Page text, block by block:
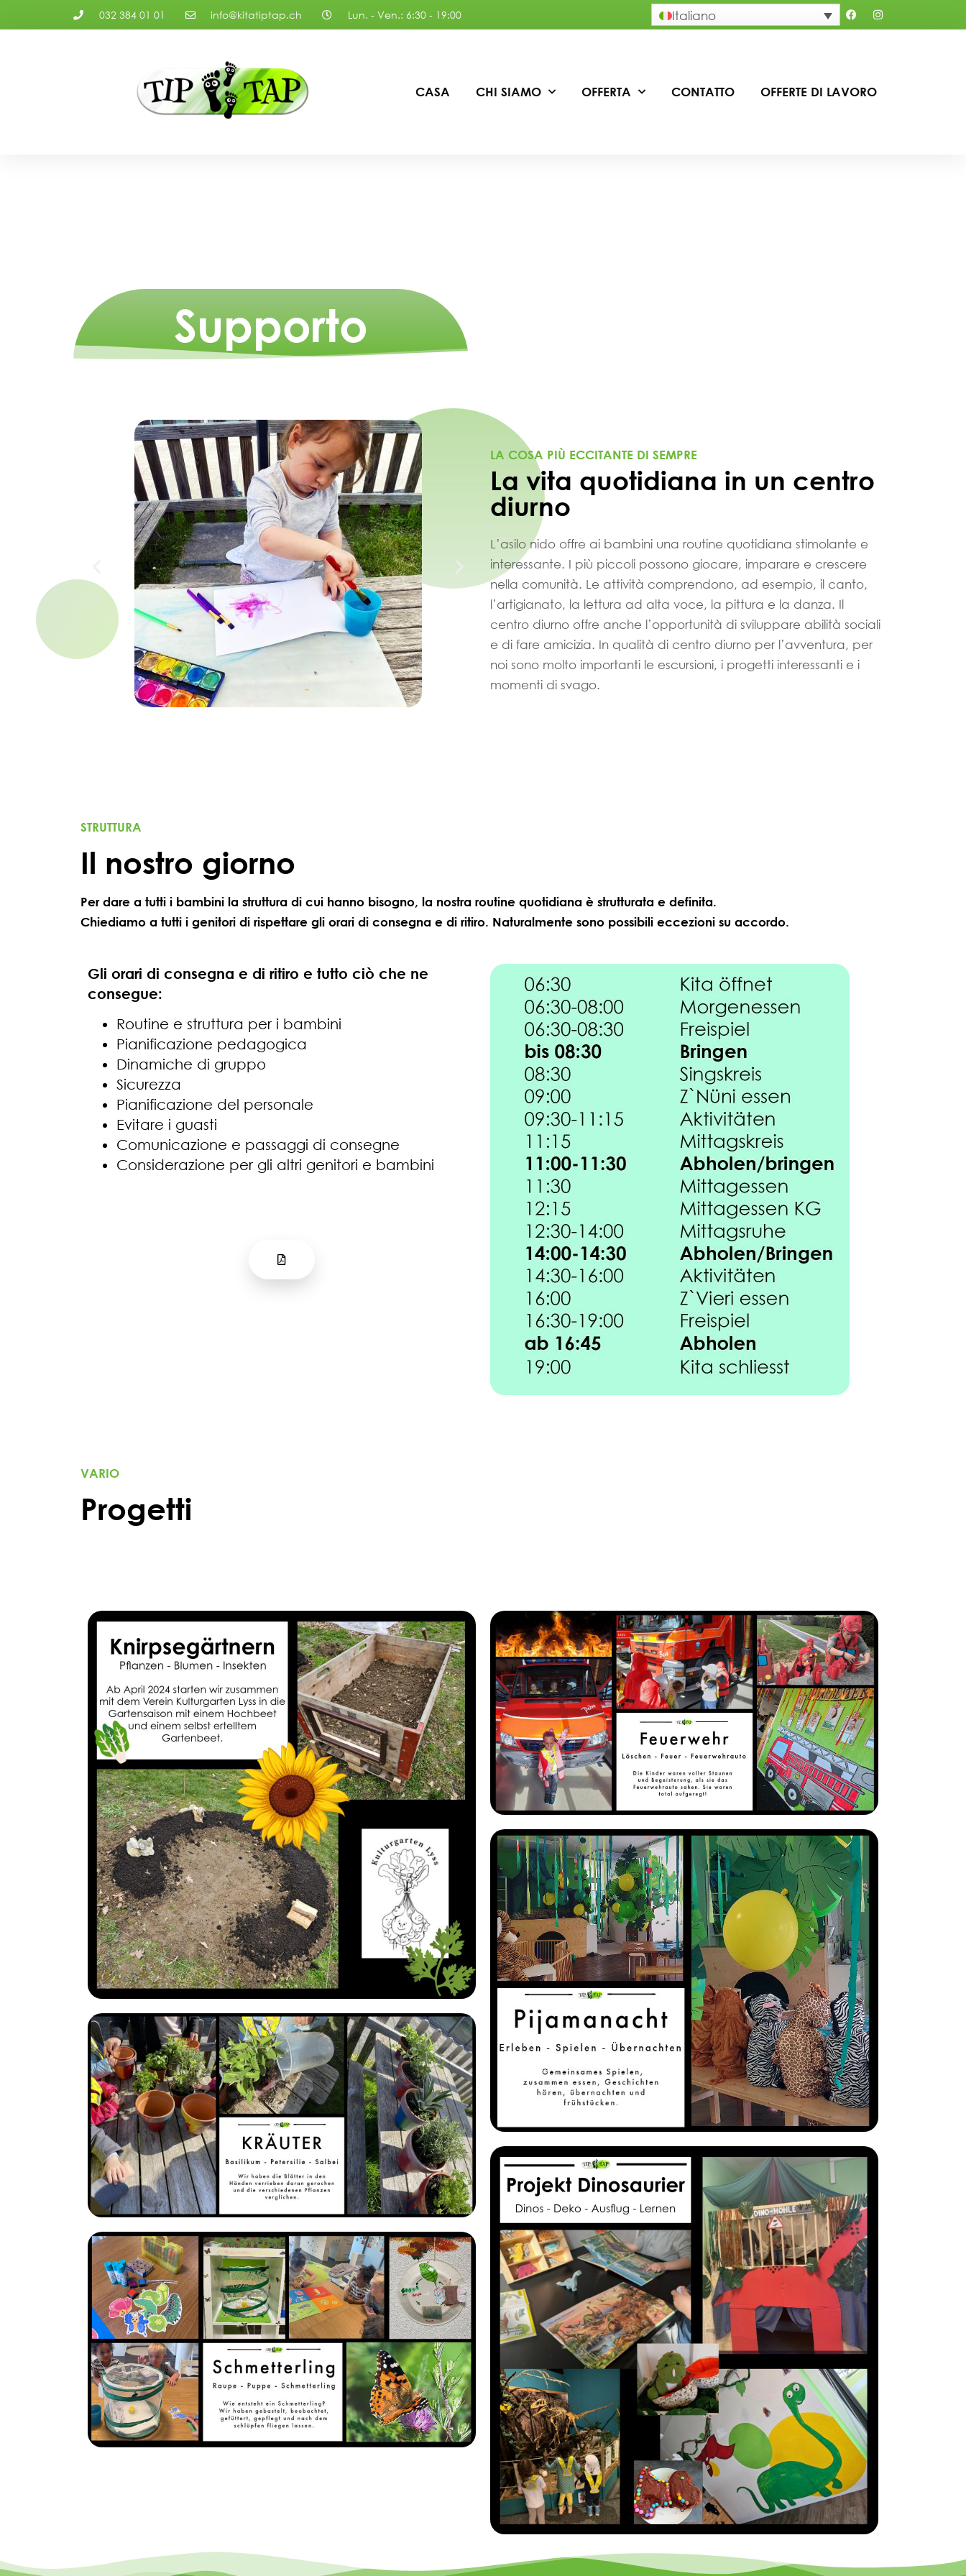
032 384 01 01 info@kitatiptap.ch Lun. - Ven.: 6:30 - 19:00 Italiano
CASA CHI SIAMO OFFERTA CONTATTO OFFERTE DI LAVORO
Supporto
LA COSA PIÙ ECCITANTE DI SEMPRE
La vita quotidiana in un centro
diurno
L’asilo nido offre ai bambini una routine quotidiana stimolante e
interessante. I più piccoli possono giocare, imparare e crescere
nella comunità. Le attività comprendono, ad esempio, il canto,
l’artigianato, la lettura ad alta voce, la pittura e la danza. Il
centro diurno offre anche l’opportunità di sviluppare abilità sociali
e di fare amicizia. In qualità di centro diurno per l’avventura, per
noi sono molto importanti le escursioni, i progetti interessanti e i
momenti di svago.
STRUTTURA
Il nostro giorno
Per dare a tutti i bambini la struttura di cui hanno bisogno, la nostra routine quotidiana è strutturata e definita.
Chiediamo a tutti i genitori di rispettare gli orari di consegna e di ritiro. Naturalmente sono possibili eccezioni su accordo.
Gli orari di consegna e di ritiro e tutto ciò che ne
consegue:
Routine e struttura per i bambini
Pianificazione pedagogica
Dinamiche di gruppo
Sicurezza
Pianificazione del personale
Evitare i guasti
Comunicazione e passaggi di consegne
Considerazione per gli altri genitori e bambini
VARIO
Progetti